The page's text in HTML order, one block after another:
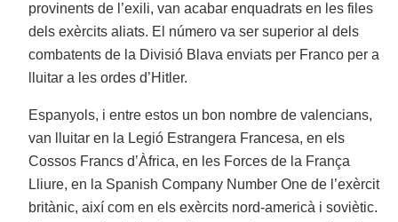
provinents de l’exili, van acabar enquadrats en les files
dels exèrcits aliats. El número va ser superior al dels
combatents de la Divisió Blava enviats per Franco per a
lluitar a les ordes d’Hitler.
Espanyols, i entre estos un bon nombre de valencians,
van lluitar en la Legió Estrangera Francesa, en els
Cossos Francs d’Àfrica, en les Forces de la França
Lliure, en la Spanish Company Number One de l’exèrcit
britànic, així com en els exèrcits nord-americà i soviètic.